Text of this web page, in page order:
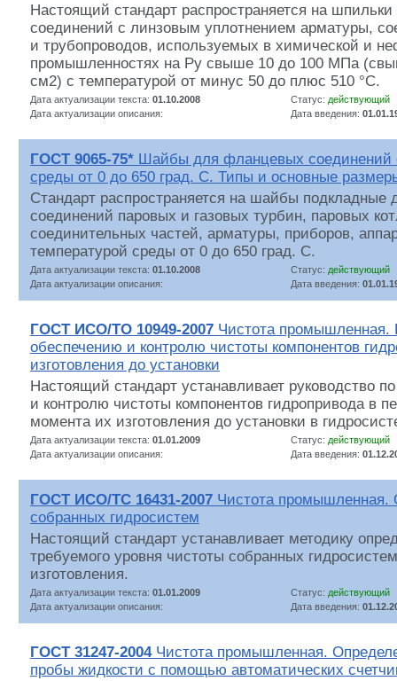
Настоящий стандарт распространяется на
соединений с линзовым уплотнением арматуры,
и трубопроводов, используемых в химической и
промышленностях на Ру свыше 10 до 100 МПа
см2) с температурой от минус 50 до плюс 510 °С.
Дата актуализации текста: 01.10.2008 Статус: действующий
Дата актуализации описания:
Дата введения:
ГОСТ 9065-75* Шайбы для фланцевых соединений
среды от 0 до 650 град. С. Типы и основные
Стандарт распространяется на шайбы
соединений паровых и газовых турбин, паровых
соединительных частей, арматуры, приборов,
температурой среды от 0 до 650 град. С.
Дата актуализации текста: 01.10.2008 Статус: действующий
Дата актуализации описания:
Дата введения:
ГОСТ ИСО/ТО 10949-2007 Чистота промышленная.
обеспечению и контролю чистоты компонентов
изготовления до установки
Настоящий стандарт устанавливает руководство
и контролю чистоты компонентов гидропривода в
момента их изготовления до установки в
Дата актуализации текста: 01.01.2009 Статус: действующий
Дата актуализации описания:
Дата введения:
ГОСТ ИСО/ТС 16431-2007 Чистота промышленная.
собранных гидросистем
Настоящий стандарт устанавливает методику
требуемого уровня чистоты собранных
изготовления.
Дата актуализации текста: 01.01.2009 Статус: действующий
Дата актуализации описания:
Дата введения:
ГОСТ 31247-2004Чистота промышленная.
пробы жидкости с помощью автоматических